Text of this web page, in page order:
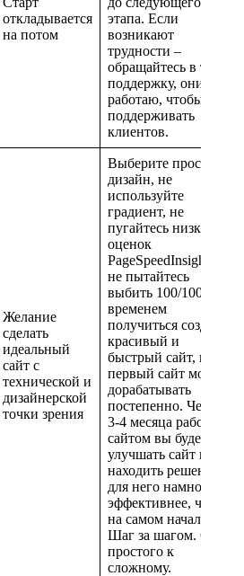
откладывается
на потом
этапа. Если
возникают
трудности –
обращайтесь в тех.
поддержку, они
работаю, чтобы
поддерживать
клиентов.
Желание
сделать
идеальный
сайт с
технической и
дизайнерской
точки зрения
Выберите простой
дизайн, не
используйте
градиент, не
пугайтесь низких
оценок
PageSpeedInsight и
не пытайтесь
выбить 100/100. Со
временем
получиться создать
красивый и
быстрый сайт, но
первый сайт можно
дорабатывать
постепенно. Через
3-4 месяца работы с
сайтом вы будете
улучшать сайт и
находить решения
для него намного
эффективнее, чем
на самом начале.
Шаг за шагом. От
простого к
сложному.